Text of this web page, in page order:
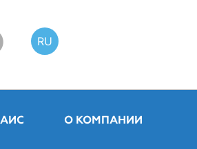
RU
АИС О КОМПАНИИ